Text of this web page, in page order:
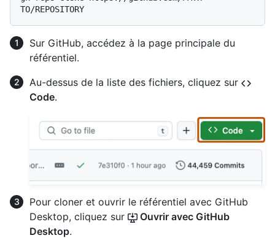
Sur GitHub, accédez à la page principale du
référentiel.
Au-dessus de la liste des fichiers, cliquez sur
Code.
Pour cloner et ouvrir le référentiel avec GitHub
Desktop, cliquez sur
Ouvrir avec GitHub
Desktop.